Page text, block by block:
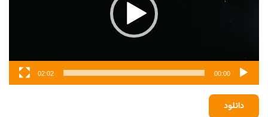
00:00
02:02
دانلود